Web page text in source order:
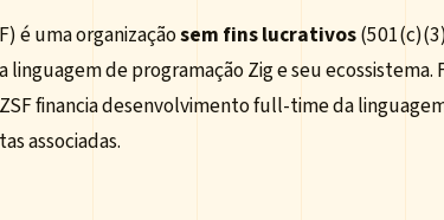
é uma organizaçãosem fins lucrativos
de programação Zig e seu ecossistema.
financia desenvolvimento full-time da
associadas.